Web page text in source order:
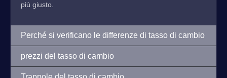
più giusto.
Perché si verificano le differenze di tasso di cambio
prezzi del tasso di cambio